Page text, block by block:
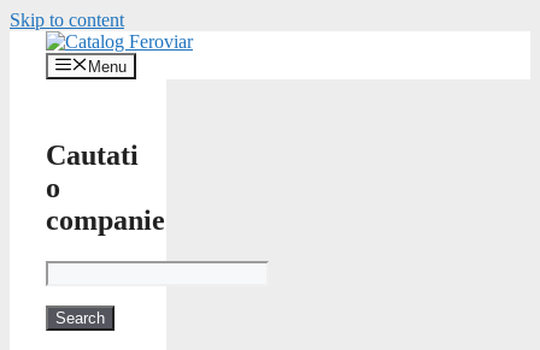
Skip to content
Menu
Cautati
o
companie